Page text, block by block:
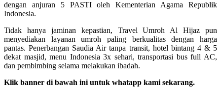
dengan anjuran 5 PASTI oleh Kementerian Agama Republik
Indonesia.
Tidak hanya jaminan kepastian, Travel Umroh Al Hijaz pun
menyediakan layanan umroh paling berkualitas dengan harga
pantas. Penerbangan Saudia Air tanpa transit, hotel bintang 4 & 5
dekat masjid, menu Indonesia 3x sehari, transportasi bus full AC,
dan pembimbing selama melakukan ibadah.
Klik banner di bawah ini untuk whatapp kami sekarang.